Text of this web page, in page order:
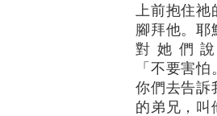
上前抱住祂
腳拜他。耶
對她們
「不要害怕。
你們去告訴
的弟兄，叫